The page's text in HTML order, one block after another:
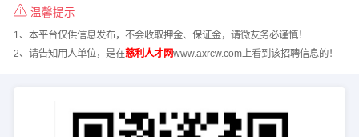
温馨提示
1、本平台仅供信息发布，不会收取押金、保证金，请微友务必谨慎！
2、请告知用人单位，是在慈利人才网www.axrcw.com上看到该招聘信息的！